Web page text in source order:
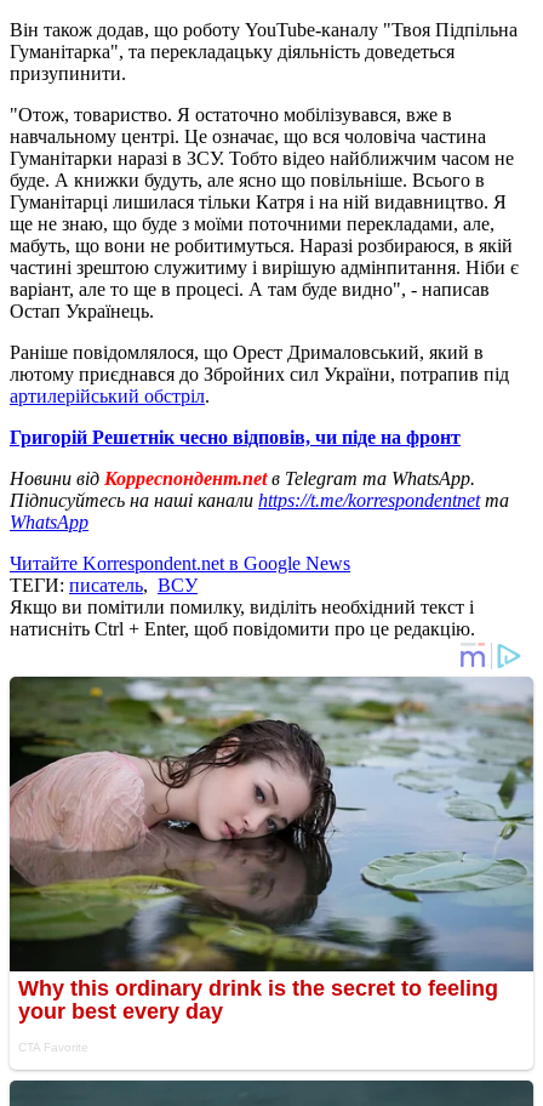
Він також додав, що роботу YouTube-каналу "Твоя Підпільна
Гуманітарка", та перекладацьку діяльність доведеться
призупинити.
"Отож, товариство. Я остаточно мобілізувався, вже в
навчальному центрі. Це означає, що вся чоловіча частина
Гуманітарки наразі в ЗСУ. Тобто відео найближчим часом не
буде. А книжки будуть, але ясно що повільніше. Всього в
Гуманітарці лишилася тільки Катря і на ній видавництво. Я
ще не знаю, що буде з моїми поточними перекладами, але,
мабуть, що вони не робитимуться. Наразі розбираюся, в якій
частині зрештою служитиму і вирішую адмінпитання. Ніби є
варіант, але то ще в процесі. А там буде видно", - написав
Остап Українець.
Раніше повідомлялося, що Орест Дрималовський, який в
лютому приєднався до Збройних сил України, потрапив під
артилерійський обстріл.
Григорій Решетнік чесно відповів, чи піде на фронт
Новини від Корреспондент.netв Telegram та WhatsApp.
Підписуйтесь на наші канали https://t.me/korrespondentnetта
WhatsApp
Читайте Korrespondent.net в Google News
ТЕГИ: писатель, ВСУ
Якщо ви помітили помилку, виділіть необхідний текст і
натисніть Ctrl + Enter, щоб повідомити про це редакцію.